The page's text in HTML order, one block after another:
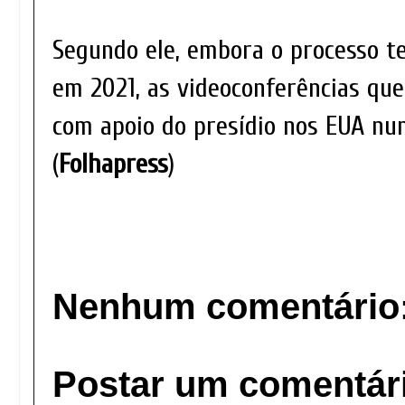
Segundo ele, embora o processo
em 2021, as videoconferências
com apoio do presídio nos EUA
(Folhapress)
Nenhum
Postar um